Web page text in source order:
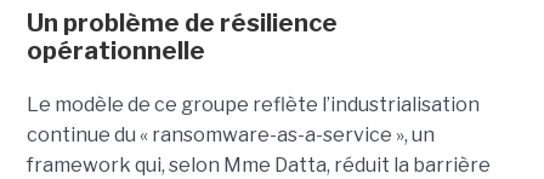
Un problème de résilience
opérationnelle
Le modèle de ce groupe reflète l’industrialisation
continue du « ransomware-as-a-service », un
framework qui, selon Mme Datta, réduit la barrière